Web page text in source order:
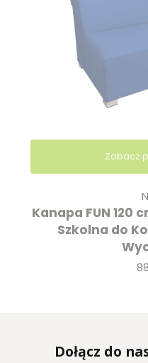
Zobacz
Kanapa FUN 120
Szkolna do
Dołącz do